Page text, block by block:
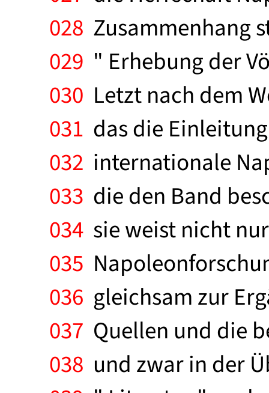
028 Zusammenhang
029 " Erhebung der
030 Letzt nach dem
031 das die
032 internationale
033 die den Band
034 sie weist nicht
035
036 gleichsam zur
037 Quellen und die
038 und zwar in der